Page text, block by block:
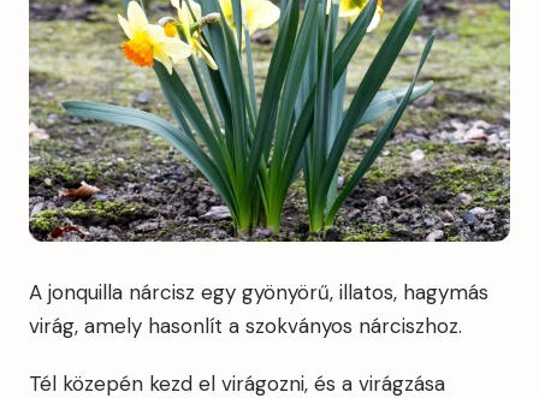
A jonquilla nárcisz egy gyönyörű, illatos, hagymás
virág, amely hasonlít a szokványos nárciszhoz.
Tél közepén kezd el virágozni, és a virágzása